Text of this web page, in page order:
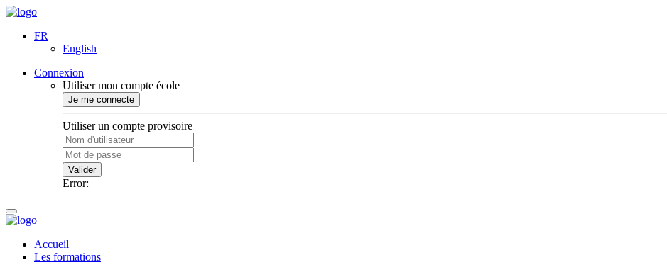
FR
English
Connexion
Utiliser mon compte école
Je me connecte
Utiliser un compte provisoire
Valider
Error:
Accueil
Les formations